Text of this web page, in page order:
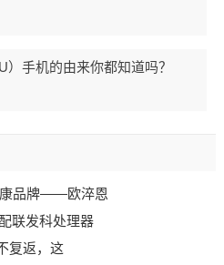
）手机的由来你都知道吗？
康品牌——欧淬恩
联发科处理器
复返，这